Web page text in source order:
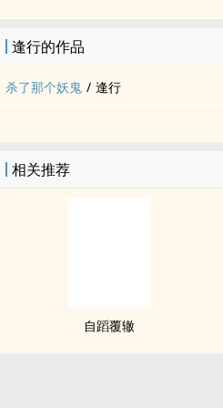
逢行的作品
杀了那个妖鬼 / 逢行
相关推荐
自蹈覆辙